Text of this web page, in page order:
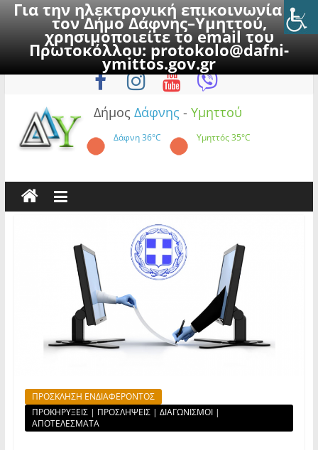
Για την ηλεκτρονική επικοινωνία με
τον Δήμο Δάφνης–Υμηττού,
χρησιμοποιείτε το email του
Πρωτοκόλλου:protokolo@dafni-
ymittos.gov.gr
to
Σάββατο, 8 Αυγούστου 2026
Δήμος Δάφνης - Υμηττού
Δάφνη36°C Υμηττός35°C
ΠΡΟΣΚΛΗΣΗ ΕΝΔΙΑΦΕΡΟΝΤΟΣ
ΠΡΟΚΗΡΥΞΕΙΣ | ΠΡΟΣΛΗΨΕΙΣ | ΔΙΑΓΩΝΙΣΜΟΙ |
ΑΠΟΤΕΛΕΣΜΑΤΑ